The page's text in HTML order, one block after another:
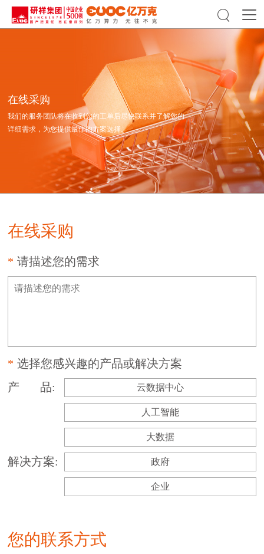

在线采购
我们的服务团队将在收到您的工单后尽快联系并了解您的
详细需求，为您提供最佳的方案选择。
在线采购
请描述您的需求
选择您感兴趣的产品或解决方案
产 品:
云数据中心
人工智能
大数据
解决方案: 政府
企业
您的联系方式